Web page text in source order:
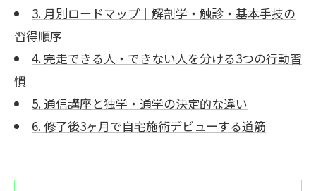
3. 月別ロードマップ｜解剖学・触診・基本手技の
習得順序
4. 完走できる人・できない人を分ける3つの行動習
慣
5. 通信講座と独学・通学の決定的な違い
6. 修了後3ヶ月で自宅施術デビューする道筋